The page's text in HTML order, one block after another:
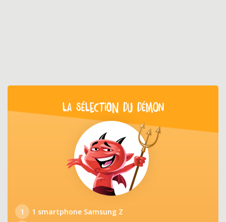
LA SÉLECTION DU DÉMON
1
1 smartphone Samsung Z